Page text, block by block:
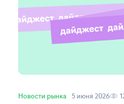
Новости рынка 5 июня 2026